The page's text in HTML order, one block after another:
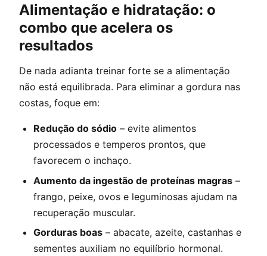
Alimentação e hidratação: o
combo que acelera os
resultados
De nada adianta treinar forte se a alimentação
não está equilibrada. Para eliminar a gordura nas
costas, foque em:
Redução do sódio – evite alimentos
processados e temperos prontos, que
favorecem o inchaço.
Aumento da ingestão de proteínas magras –
frango, peixe, ovos e leguminosas ajudam na
recuperação muscular.
Gorduras boas – abacate, azeite, castanhas e
sementes auxiliam no equilíbrio hormonal.